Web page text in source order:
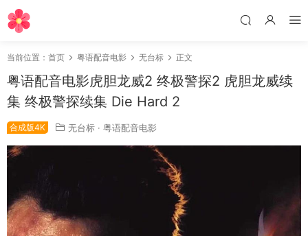
当前位置： 首页 粤语配音电影 无台标 正文
粤语配音电影虎胆龙威2 终极警探2 虎胆龙威续
集 终极警探续集 Die Hard 2
合成版4K 无台标 · 粤语配音电影